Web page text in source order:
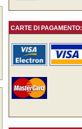
CARTE DI PAGAMENTO: